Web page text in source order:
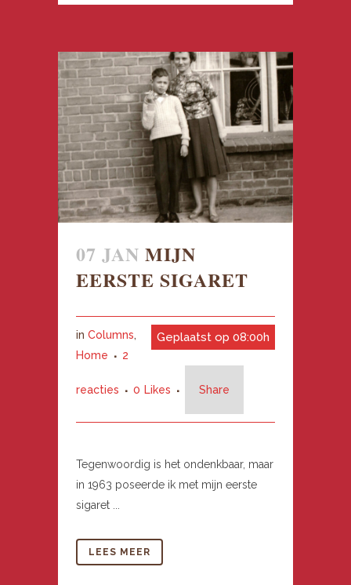
07 JAN MIJN
EERSTE SIGARET
Geplaatst op 08:00h
in Columns,
Home
2
reacties 0 Likes Share
Tegenwoordig is het ondenkbaar, maar
in 1963 poseerde ik met mijn eerste
sigaret ...
LEES MEER